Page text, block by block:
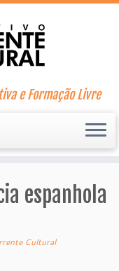
e Formação Livre
espanhola
Cultural